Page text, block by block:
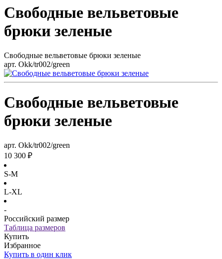
Свободные вельветовые
брюки зеленые
Свободные вельветовые брюки зеленые
арт. Okk/tr002/green
Свободные вельветовые
брюки зеленые
арт. Okk/tr002/green
10 300 ₽
S-M
L-XL
-
Российский размер
Таблица размеров
Купить
Избранное
Купить в один клик